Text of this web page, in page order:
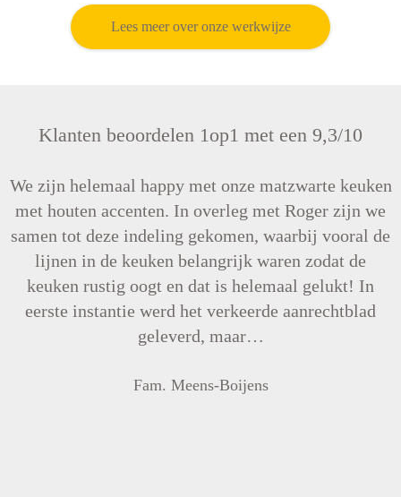
Lees meer over onze werkwijze
Klanten beoordelen 1op1 met een 9,3/10
We zijn helemaal happy met onze matzwarte keuken
met houten accenten. In overleg met Roger zijn we
samen tot deze indeling gekomen, waarbij vooral de
lijnen in de keuken belangrijk waren zodat de
keuken rustig oogt en dat is helemaal gelukt! In
eerste instantie werd het verkeerde aanrechtblad
geleverd, maar…
Fam. Meens-Boijens